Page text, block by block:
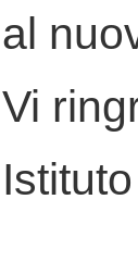
al
Vi